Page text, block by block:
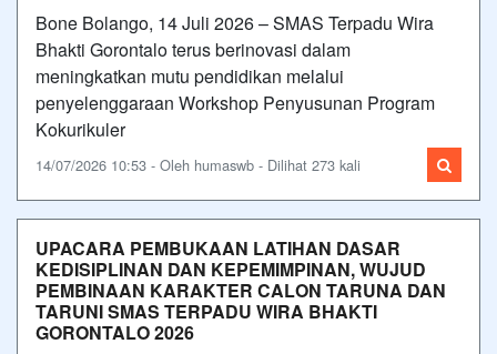
Bone Bolango, 14 Juli 2026 – SMAS Terpadu Wira
Bhakti Gorontalo terus berinovasi dalam
meningkatkan mutu pendidikan melalui
penyelenggaraan Workshop Penyusunan Program
Kokurikuler
14/07/2026 10:53 - Oleh humaswb - Dilihat 273 kali
UPACARA PEMBUKAAN LATIHAN DASAR
KEDISIPLINAN DAN KEPEMIMPINAN, WUJUD
PEMBINAAN KARAKTER CALON TARUNA DAN
TARUNI SMAS TERPADU WIRA BHAKTI
GORONTALO 2026